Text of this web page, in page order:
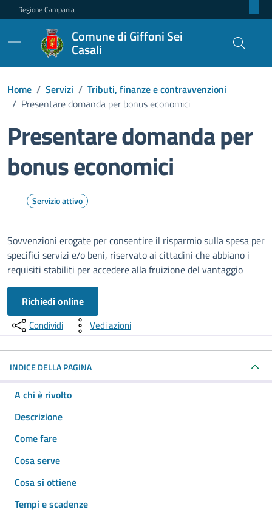
Regione Campania
Comune di Giffoni Sei
Casali
Home / Servizi / Tributi, finanze e contravvenzioni
/ Presentare domanda per bonus economici
Presentare domanda per
bonus economici
Servizio attivo
Sovvenzioni erogate per consentire il risparmio sulla spesa per
specifici servizi e/o beni, riservato ai cittadini che abbiano i
requisiti stabiliti per accedere alla fruizione del vantaggio
Richiedi online
Condividi Vedi azioni
INDICE DELLA PAGINA
A chi è rivolto
Descrizione
Come fare
Cosa serve
Cosa si ottiene
Tempi e scadenze